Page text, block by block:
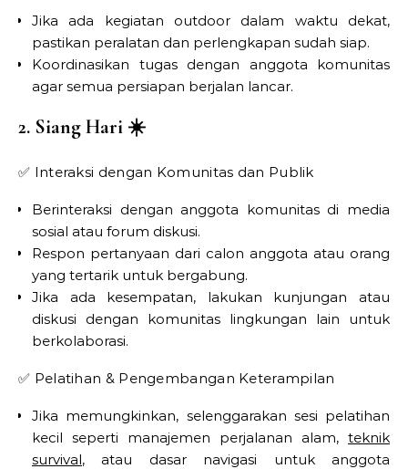
Jika ada kegiatan outdoor dalam waktu dekat,
pastikan peralatan dan perlengkapan sudah siap.
Koordinasikan tugas dengan anggota komunitas
agar semua persiapan berjalan lancar.
2. Siang Hari ☀️
✅ Interaksi dengan Komunitas dan Publik
Berinteraksi dengan anggota komunitas di media
sosial atau forum diskusi.
Respon pertanyaan dari calon anggota atau orang
yang tertarik untuk bergabung.
Jika ada kesempatan, lakukan kunjungan atau
diskusi dengan komunitas lingkungan lain untuk
berkolaborasi.
✅ Pelatihan & Pengembangan Keterampilan
Jika memungkinkan, selenggarakan sesi pelatihan
kecil seperti manajemen perjalanan alam, teknik
survival, atau dasar navigasi untuk anggota